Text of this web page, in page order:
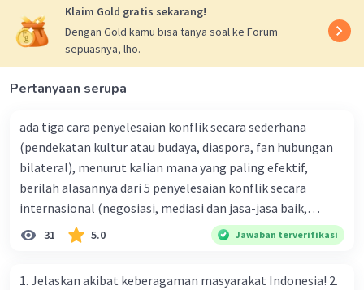
Klaim Gold gratis sekarang!
Dengan Gold kamu bisa tanya soal ke Forum
sepuasnya, lho.
Pertanyaan serupa
ada tiga cara penyelesaian konflik secara sederhana
(pendekatan kultur atau budaya, diaspora, fan hubungan
bilateral), menurut kalian mana yang paling efektif,
berilah alasannya dari 5 penyelesaian konflik secara
internasional (negosiasi, mediasi dan jasa-jasa baik,
konsiliasi, penyelidikan, dan penyelesaian di bawah
naungan organisasi PBB), menurut kalian mana yang
31 5.0 Jawaban terverifikasi
1. Jelaskan akibat keberagaman masyarakat Indonesia! 2.